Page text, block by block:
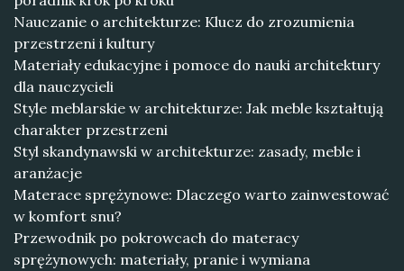
Nauczanie o architekturze: Klucz do zrozumienia
przestrzeni i kultury
Materiały edukacyjne i pomoce do nauki architektury
dla nauczycieli
Style meblarskie w architekturze: Jak meble kształtują
charakter przestrzeni
Styl skandynawski w architekturze: zasady, meble i
aranżacje
Materace sprężynowe: Dlaczego warto zainwestować
w komfort snu?
Przewodnik po pokrowcach do materacy
sprężynowych: materiały, pranie i wymiana